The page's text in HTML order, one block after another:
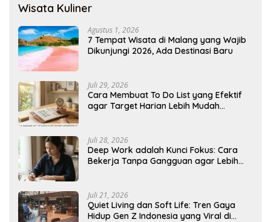
Wisata Kuliner
Agustus 1, 2026
7 Tempat Wisata di Malang yang Wajib
Dikunjungi 2026, Ada Destinasi Baru
Juli 29, 2026
Cara Membuat To Do List yang Efektif
agar Target Harian Lebih Mudah
Juli 28, 2026
Deep Work adalah Kunci Fokus: Cara
Bekerja Tanpa Gangguan agar Lebih
Juli 21, 2026
Quiet Living dan Soft Life: Tren Gaya
Hidup Gen Z Indonesia yang Viral di